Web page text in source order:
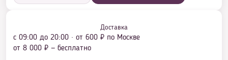
Доставка
с 09:00 до 20:00 · от 600 ₽ по Москве
от 8 000 ₽ — бесплатно